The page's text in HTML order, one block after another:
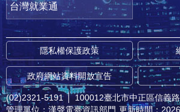
台灣就業通
隱私權保護政策
政府網站資料開放宣告
(02)2321-5191 │ 100012臺北市中正區信義
管理單位：漢聲電臺資訊部門 更新時間：